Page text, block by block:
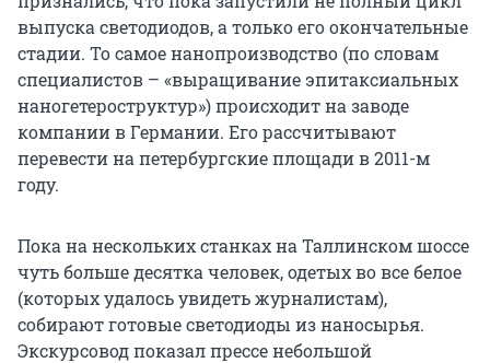
выпуска светодиодов, а только его окончательные
стадии. То самое нанопроизводство (по словам
специалистов – «выращивание эпитаксиальных
наногетероструктур») происходит на заводе
компании в Германии. Его рассчитывают
перевести на петербургские площади в 2011-м
году.
Пока на нескольких станках на Таллинском шоссе
чуть больше десятка человек, одетых во все белое
(которых удалось увидеть журналистам),
собирают готовые светодиоды из наносырья.
Экскурсовод показал прессе небольшой